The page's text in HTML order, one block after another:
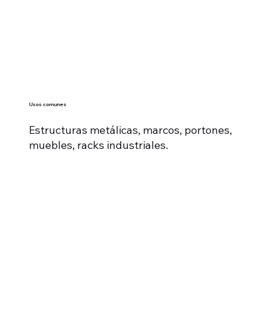
Estructuras metálicas, marcos, portones,
muebles, racks industriales.
Usos comunes